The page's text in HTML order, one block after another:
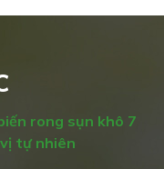
rong sụn khô 7
tự nhiên